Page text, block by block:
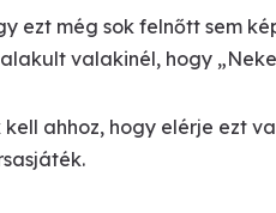
ezt még sok felnőtt sem
valakinél, hogy
ahhoz, hogy elérje ezt